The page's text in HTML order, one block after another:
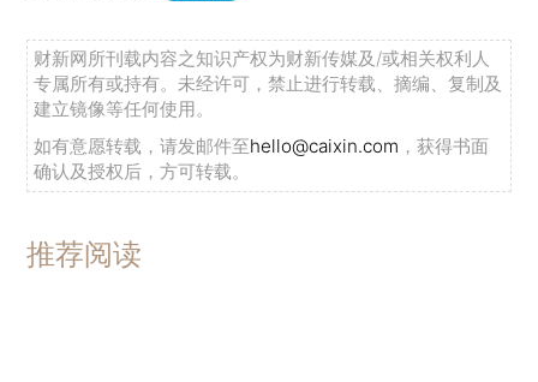
财新网所刊载内容之知识产权为财新传媒及/或相关权利人
专属所有或持有。未经许可，禁止进行转载、摘编、复制及
建立镜像等任何使用。
如有意愿转载，请发邮件至hello@caixin.com ，获得书面
确认及授权后，方可转载。
推荐阅读